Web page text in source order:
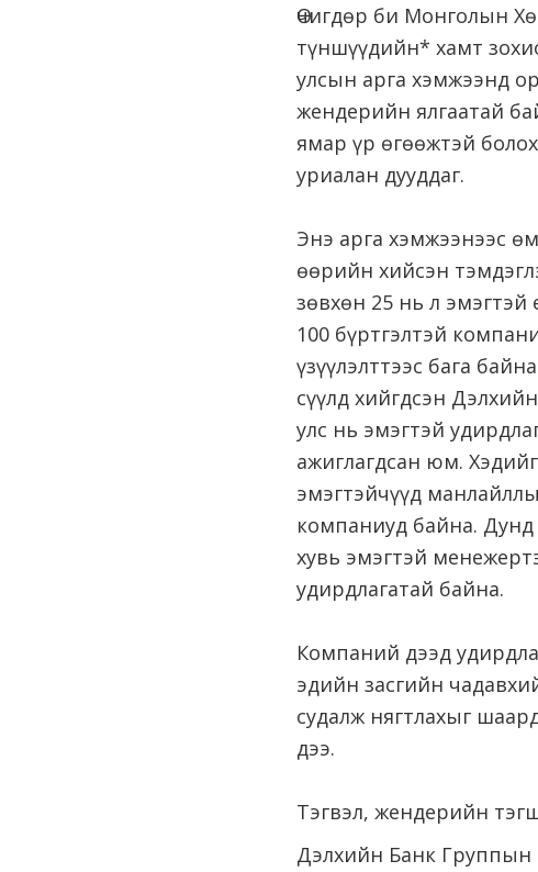
Өчигдөр би Монголын
түншүүдийн* хамт
улсын арга хэмжээнд
жендерийн ялгаатай
ямар үр өгөөжтэй
уриалан дууддаг.
Энэ арга хэмжээнээс
өөрийн хийсэн
зөвхөн 25 нь л эмэгтэй
100 бүртгэлтэй
үзүүлэлттээс бага
сүүлд хийгдсэн
улс нь эмэгтэй
ажиглагдсан юм.
эмэгтэйчүүд
компаниуд байна.
хувь эмэгтэй
удирдлагатай байна.
Компаний дээд
эдийн засгийн
судалж нягтлахыг
дээ.
Тэгвэл, жендерийн
Дэлхийн Банк Группын